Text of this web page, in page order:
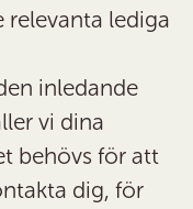
lediga
inledande
vi dina
behövs för att
dig, för